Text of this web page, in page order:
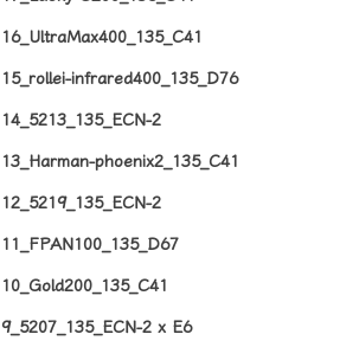
16_UltraMax400_135_C41
15_rollei-infrared400_135_D76
14_5213_135_ECN-2
13_Harman-phoenix2_135_C41
12_5219_135_ECN-2
11_FPAN100_135_D67
10_Gold200_135_C41
9_5207_135_ECN-2 x E6